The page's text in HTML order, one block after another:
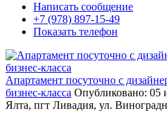
Написать сообщение
+7 (978) 897-15-49
Показать телефон
Апартамент посуточно с
бизнес-класса Опубликовано: 05
Ялта, пгт Ливадия, ул.